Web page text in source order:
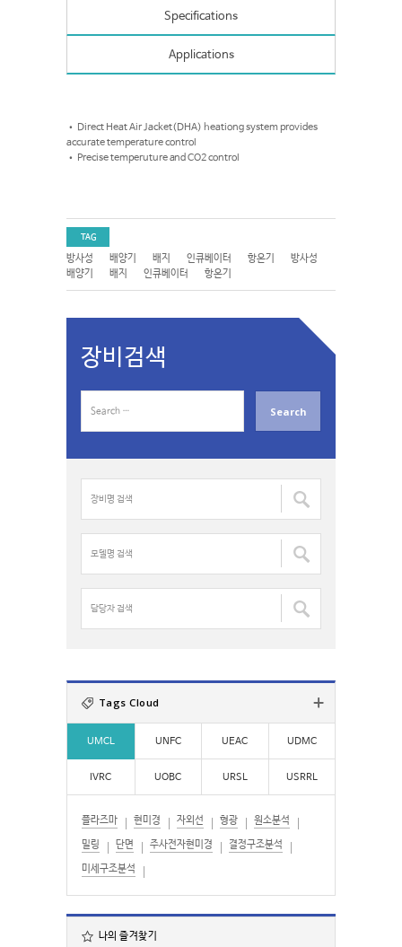
Specifications
Applications
• Direct Heat Air Jacket(DHA) heationg system provides
accurate temperature control
• Precise temperuture and CO2 control
TAG
방사성 배양기 배지 인큐베이터 항온기
방사성
배양기
배지 인큐베이터 항온기
장비검색
a
명
색
:
델
명
:자
:
Tags Cloud
UMCL UNFC UEAC UDMC
IVRC UOBC URSL USRRL
플라즈마 현미경 자외선 형광 원소분석
밀링 단면 주사전자현미경 결정구조분석
미세구조분석
나의 즐겨찾기